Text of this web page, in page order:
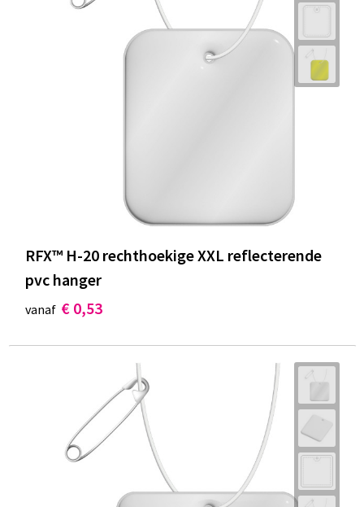
RFX™ H-20 rechthoekige XXL reflecterende
pvc hanger
vanaf € 0,53